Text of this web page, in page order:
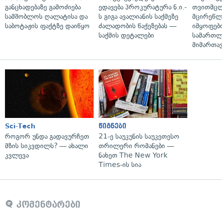
განცხადებაზე გამოძიება
სამშობლოს ღალატისა და
საბოტაჟის ფაქტზე დაიწყო
ედავება პროკურატურა ნ.ი.-
ს გიგა ავალიანის საქმეზე
ძალადობის წაქეზებას —
საქმის დეტალები
Sci-Tech
როგორ უნდა გადავურჩეთ
მზის სიკვდილს? — ახალი
კვლევა
წიგნები
21-ე საუკუნის საუკეთესო
თრილერი რომანები —
ნახეთ The New York
Times-ის სია
კომენტარები